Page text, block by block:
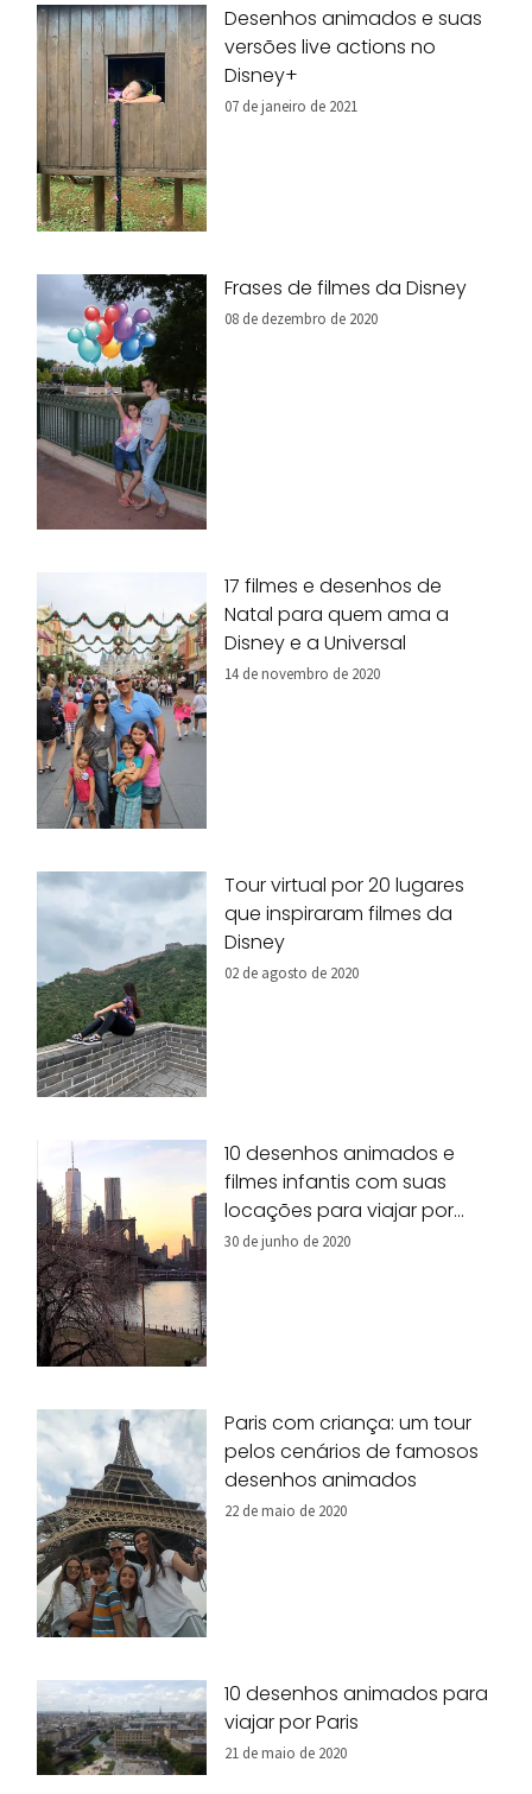
Desenhos animados e suas
versões live actions no
Disney+
07 de janeiro de 2021
Frases de filmes da Disney
08 de dezembro de 2020
17 filmes e desenhos de
Natal para quem ama a
Disney e a Universal
14 de novembro de 2020
Tour virtual por 20 lugares
que inspiraram filmes da
Disney
02 de agosto de 2020
10 desenhos animados e
filmes infantis com suas
locações para viajar por
Nova York!
30 de junho de 2020
Paris com criança: um tour
pelos cenários de famosos
desenhos animados
22 de maio de 2020
10 desenhos animados para
viajar por Paris
21 de maio de 2020